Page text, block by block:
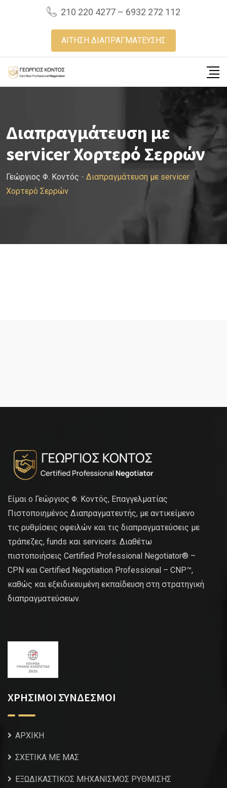
210 220 4277 – 6932 272 112
ΑΙΤΗΣΗ ΔΙΑΠΡΑΓΜΑΤΕΥΣΗΣ
Διαπραγμάτευση με
servicer Χορτερό Σερρών
Γεώργιος Φ. Κοντός - Διαπραγμάτευση με servicer
Χορτερό Σερρών
Είμαι ο Γεώργιος Φ. Κοντός, Επαγγελματίας
Πιστοποιημένος Διαπραγματευτής, με αντικείμενο
τις ρυθμίσεις οφειλών και τις διαπραγματεύσεις με
τράπεζες, funds και servicers. Διαθέτω
πιστοποιήσεις Certified Professional Negotiator® –
CPN και Certified Negotiation Professional – CNP™,
καθώς και εξειδικευμένη εκπαίδευση στη στρατηγική
διαπραγματεύσεων.
ΧΡΗΣΙΜΟΙ ΣΥΝΔΕΣΜΟΙ
ΑΡΧΙΚΗ
ΣΧΕΤΙΚΑ ΜΕ ΜΑΣ
ΕΞΩΔΙΚΑΣΤΙΚΟΣ ΜΗΧΑΝΙΣΜΟΣ ΡΥΘΜΙΣΗΣ